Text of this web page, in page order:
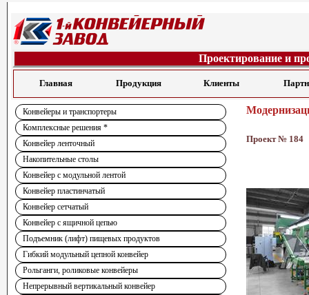
Проектирование и
Главная Продукция Клиенты
Конвейеры и транспортеры
Комплексные решения *
Конвейер ленточный
Накопительные столы
Конвейер с модульной лентой
Конвейер пластинчатый
Конвейер сетчатый
Конвейер с ящичной цепью
Подъемник (лифт) пищевых продуктов
Гибкий модульный цепной конвейер
Рольганги, роликовые конвейеры
Непрерывный вертикальный конвейер
Проект № 184